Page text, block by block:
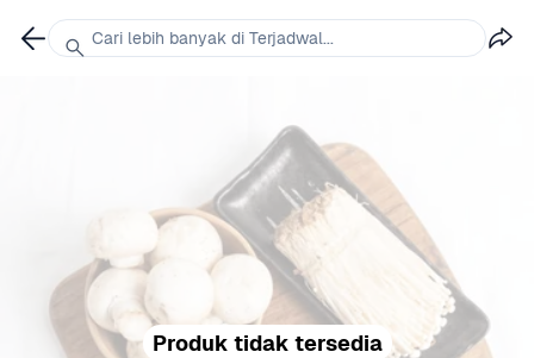
Produk tidak tersedia
Cari lebih banyak di Terjadwal...